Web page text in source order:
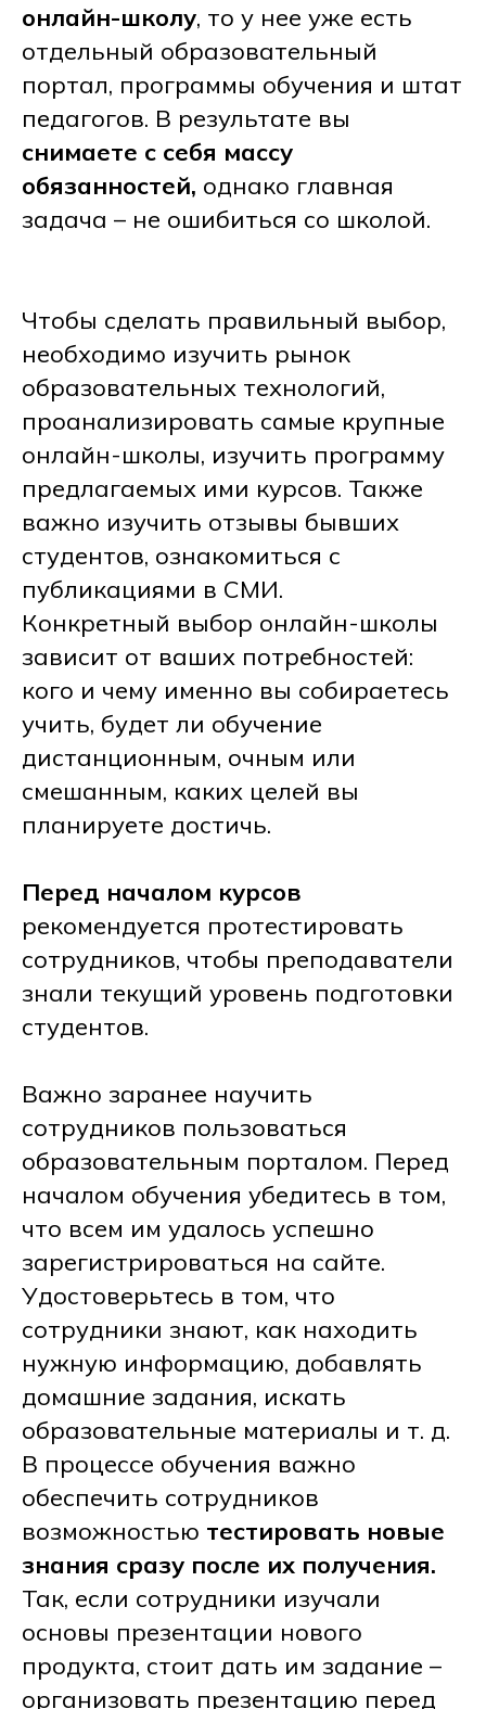
онлайн-школу, то у нее уже есть
отдельный образовательный
портал, программы обучения и штат
педагогов. В результате вы
снимаете с себя массу
обязанностей, однако главная
задача – не ошибиться со школой.
Чтобы сделать правильный выбор,
необходимо изучить рынок
образовательных технологий,
проанализировать самые крупные
онлайн-школы, изучить программу
предлагаемых ими курсов. Также
важно изучить отзывы бывших
студентов, ознакомиться с
публикациями в СМИ.
Конкретный выбор онлайн-школы
зависит от ваших потребностей:
кого и чему именно вы собираетесь
учить, будет ли обучение
дистанционным, очным или
смешанным, каких целей вы
планируете достичь.
Перед началом курсов
рекомендуется протестировать
сотрудников, чтобы преподаватели
знали текущий уровень подготовки
студентов.
Важно заранее научить
сотрудников пользоваться
образовательным порталом. Перед
началом обучения убедитесь в том,
что всем им удалось успешно
зарегистрироваться на сайте.
Удостоверьтесь в том, что
сотрудники знают, как находить
нужную информацию, добавлять
домашние задания, искать
образовательные материалы и т. д.
В процессе обучения важно
обеспечить сотрудников
возможностью тестировать новые
знания сразу после их получения.
Так, если сотрудники изучали
основы презентации нового
продукта, стоит дать им задание –
организовать презентацию перед